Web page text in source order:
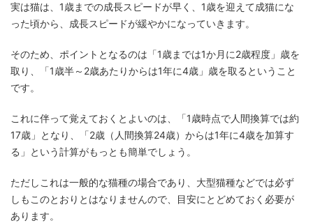
実は猫は、1歳までの成長スピードが早く、1歳を迎えて成猫にな
った頃から、成長スピードが緩やかになっていきます。
そのため、ポイントとなるのは「1歳までは1か月に2歳程度」歳を
取り、「1歳半～2歳あたりからは1年に4歳」歳を取るということ
です。
これに伴って覚えておくとよいのは、「1歳時点で人間換算では約
17歳」となり、「2歳（人間換算24歳）からは1年に4歳を加算す
る」という計算がもっとも簡単でしょう。
ただしこれは一般的な猫種の場合であり、大型猫種などでは必ず
しもこのとおりとはなりませんので、目安にとどめておく必要が
あります。